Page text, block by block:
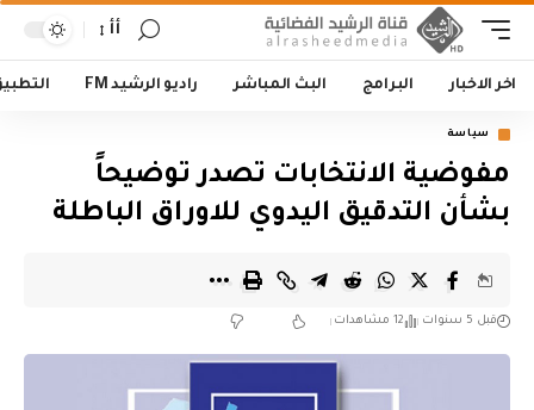
أأ
اخر الاخبار البرامج البث المباشر راديو الرشيد FM
سياسة
مفوضية الانتخابات تصدر توضيحاً
بشأن التدقيق اليدوي للاوراق الباطلة
قبل 5 سنوات 12 مشاهدات